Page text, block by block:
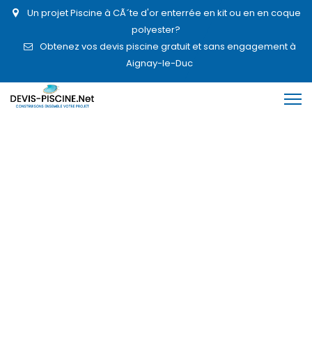
Un projet Piscine à CÃ´te d'or enterrée en kit ou en en coque
polyester?
Obtenez vos devis piscine gratuit et sans engagement à
Aignay-le-Duc